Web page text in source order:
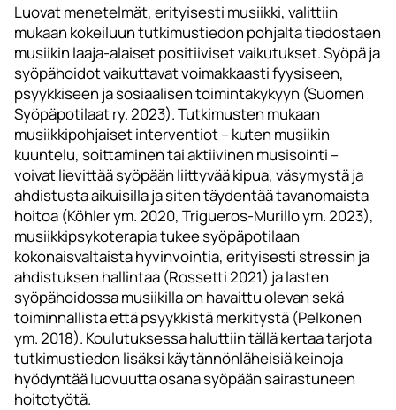
Luovat menetelmät, erityisesti musiikki, valittiin
mukaan kokeiluun tutkimustiedon pohjalta tiedostaen
musiikin laaja-alaiset positiiviset vaikutukset. Syöpä ja
syöpähoidot vaikuttavat voimakkaasti fyysiseen,
psyykkiseen ja sosiaalisen toimintakykyyn (Suomen
Syöpäpotilaat ry. 2023). Tutkimusten mukaan
musiikkipohjaiset interventiot – kuten musiikin
kuuntelu, soittaminen tai aktiivinen musisointi –
voivat lievittää syöpään liittyvää kipua, väsymystä ja
ahdistusta aikuisilla ja siten täydentää tavanomaista
hoitoa (Köhler ym. 2020, Trigueros-Murillo ym. 2023),
musiikkipsykoterapia tukee syöpäpotilaan
kokonaisvaltaista hyvinvointia, erityisesti stressin ja
ahdistuksen hallintaa (Rossetti 2021) ja lasten
syöpähoidossa musiikilla on havaittu olevan sekä
toiminnallista että psyykkistä merkitystä (Pelkonen
ym. 2018). Koulutuksessa haluttiin tällä kertaa tarjota
tutkimustiedon lisäksi käytännönläheisiä keinoja
hyödyntää luovuutta osana syöpään sairastuneen
hoitotyötä.